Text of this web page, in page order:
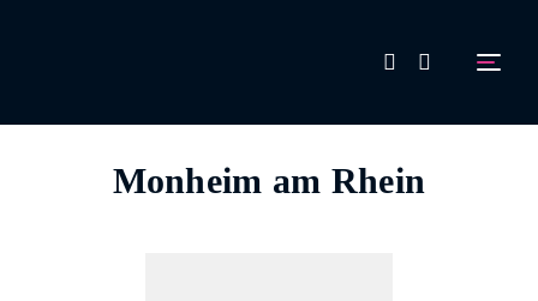
Aussteller werden!
Monheim am Rhein